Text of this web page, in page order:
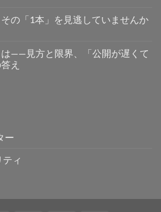
の「1本」を見逃していませんか
——見方と限界、「公開が遅くて
え
ー
ィ